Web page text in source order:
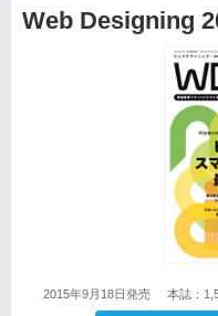
Web Designing
2015年9月18日発売 本誌：